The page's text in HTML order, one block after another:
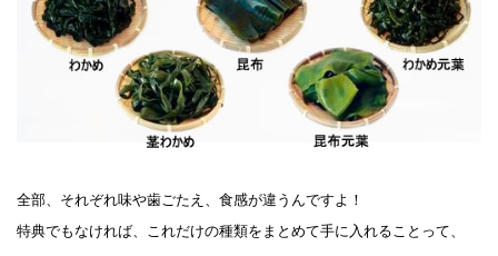
全部、それぞれ味や歯ごたえ、食感が違うんですよ！
特典でもなければ、これだけの種類をまとめて手に入れることって、